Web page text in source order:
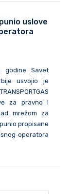
uslove
godine Savet
usvojio je
za pravno i
mrežom za
propisane
operatora